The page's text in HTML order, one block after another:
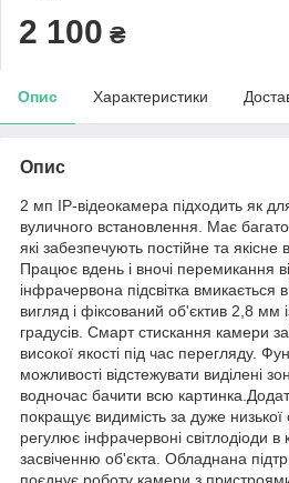
2 100 ₴
Опис Характеристики
Опис
2 мп IP-відеокамера підходить як
вуличного встановлення. Має
які забезпечують постійне та якісне
Працює вдень і вночі перемикання
інфрачервона підсвітка вмикається
вигляд і фіксований об'єктив 2,8 мм
градусів. Смарт стискання камери
високої якості під час перегляду.
можливості відстежувати виділені
водночас бачити всю
покращує видимість за дуже низької
регулює інфрачервоні світлодіоди в
засвіченню об'єкта. Обладнана
поєднує роботу камери з